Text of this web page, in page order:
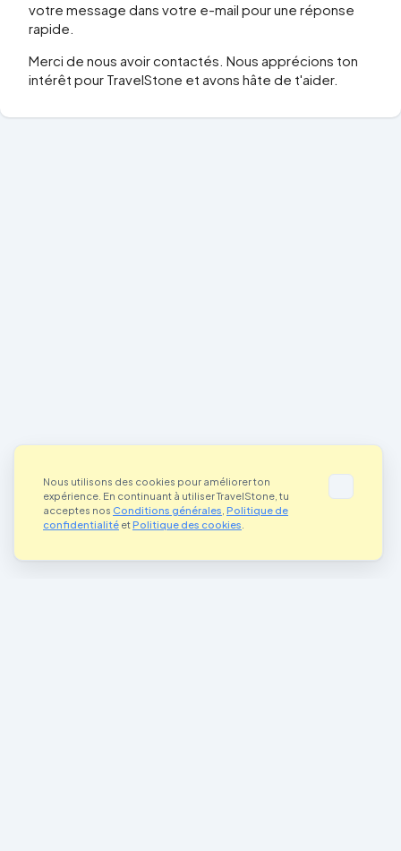
votre message dans votre e-mail pour une réponse
rapide.
Merci de nous avoir contactés. Nous apprécions ton
intérêt pour TravelStone et avons hâte de t'aider.
Nous utilisons des cookies pour améliorer ton
expérience. En continuant à utiliser TravelStone, tu
acceptes nos Conditions générales Politique de
confidentialité etPolitique des cookies